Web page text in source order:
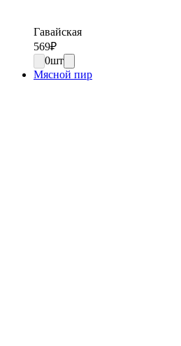
Гавайская
569₽
0шт
Мясной пир